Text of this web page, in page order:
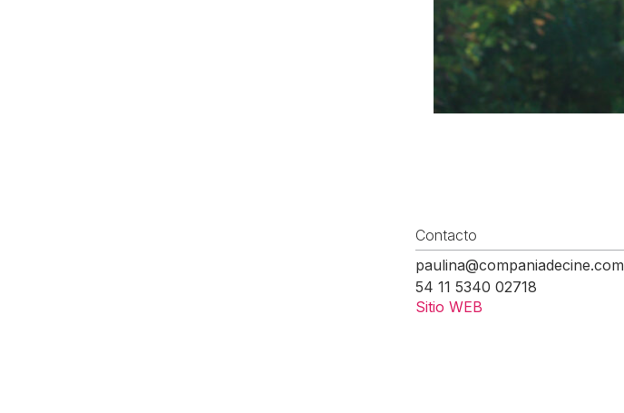
Contacto
paulina@companiadecine.com
54 11 5340 02718
Sitio WEB